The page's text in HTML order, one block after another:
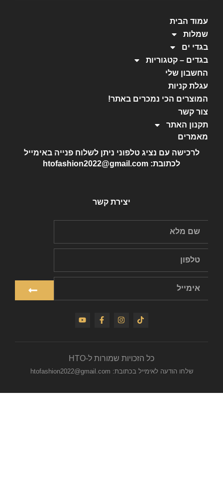
עמוד הבית
שמלות
בגדי ים
בגדים – קטגוריות
החשבון שלי
עגלת קניות
המוצרים הכי נמכרים באתר!
צור קשר
תקנון האתר
מאמרים
לרכישה עם נציג טלפוני ניתן לשלוח פנייה באימייל
לכתובת: htofashion2022@gmail.com
יצירת קשר
כל הזכויות שמורות ל-HTO
שלחו הודעה לאימייל בכתובת: htofashion2022@gmail.com